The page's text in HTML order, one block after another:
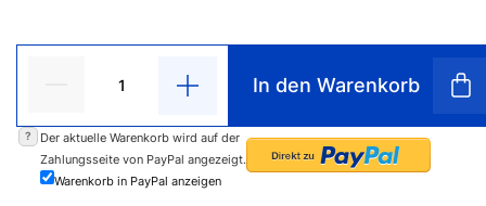
In den Warenkorb
?
Der aktuelle Warenkorb wird auf der
Zahlungsseite von PayPal angezeigt.
Warenkorb in PayPal anzeigen